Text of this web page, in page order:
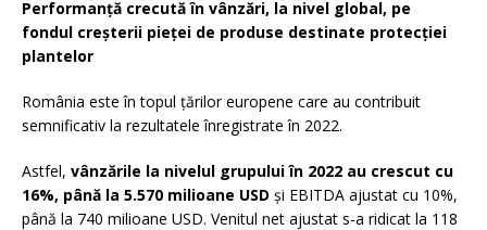
Performanță crecută în vânzări, la nivel global, pe
fondul creșterii pieței de produse destinate protecției
plantelor
România este în topul țărilor europene care au contribuit
semnificativ la rezultatele înregistrate în 2022.
Astfel, vânzările la nivelul grupului în 2022 au crescut cu
16%, până la 5.570 milioane USD și EBITDA ajustat cu 10%,
până la 740 milioane USD. Venitul net ajustat s-a ridicat la 118